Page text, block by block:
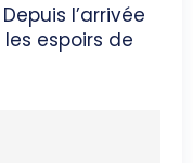
l’arrivée
espoirs de